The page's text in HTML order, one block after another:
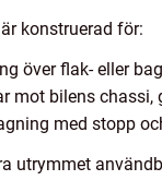
konstruerad för:
över flak- eller
mot bilens chassi,
med stopp
utrymmet